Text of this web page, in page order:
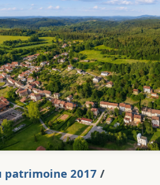
patrimoine 2017 /